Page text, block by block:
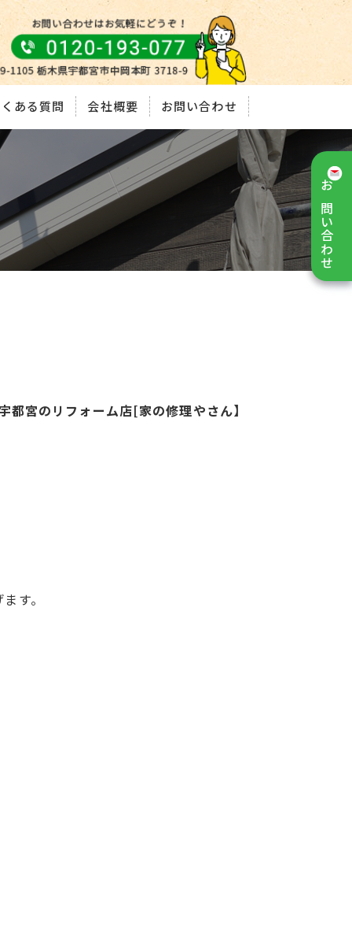
ある質問 会社概要 お問い合わせ
お問い合わせ
都宮のリフォーム店[家の修理やさん】
す。